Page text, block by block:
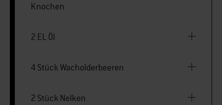
Knochen
2 EL Öl
4 Stück Wacholderbeeren
2 Stück Nelken